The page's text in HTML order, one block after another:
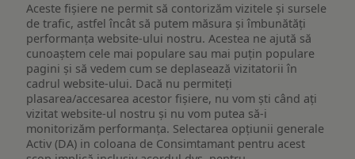
Aceste fișiere ne permit să contorizăm vizitele și sursele
de trafic, astfel încât să putem măsura și îmbunătăți
performanța website-ului nostru. Acestea ne ajută să
cunoaștem cele mai populare sau mai puțin populare
pagini și să vedem cum se deplasează vizitatorii în
cadrul website-ului. Dacă nu permiteți
plasarea/accesarea acestor fișiere, nu vom ști când ați
vizitat website-ul nostru și nu vom putea să-i
monitorizăm performanța. Selectarea opțiunii generale
Activ (DA) in coloana de Consimtamant pentru acest